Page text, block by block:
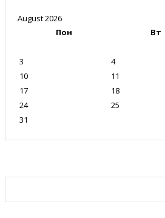
August 2026
Пон
Вт
3
4
10
11
17
18
24
25
31